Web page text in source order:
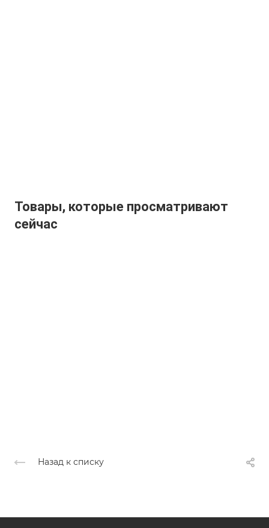
Товары, которые просматривают
сейчас
Назад к списку